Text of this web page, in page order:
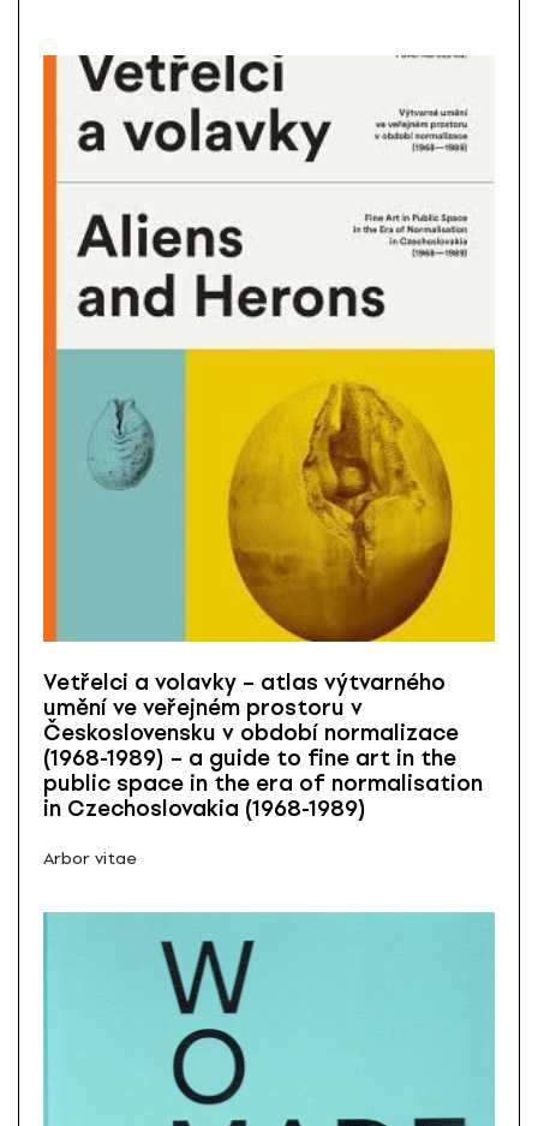
Vetřelci a volavky – atlas výtvarného
umění ve veřejném prostoru v
Československu v období normalizace
(1968-1989) – a guide to fine art in the
public space in the era of normalisation
in Czechoslovakia (1968-1989)
Arbor vitae